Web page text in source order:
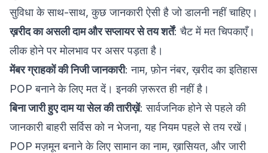
सुविधा के साथ-साथ, कुछ जानकारी ऐसी है जो डालनी नहीं चाहिए।
ख़रीद का असली दाम और सप्लायर से तय शर्तें: चैट में मत चिपकाएँ।
लीक होने पर मोलभाव पर असर पड़ता है।
मेंबर ग्राहकों की निजी जानकारी: नाम, फ़ोन नंबर, ख़रीद का इतिहास
POP बनाने के लिए मत दें। इनकी ज़रूरत ही नहीं है।
बिना जारी हुए दाम या सेल की तारीख़ें: सार्वजनिक होने से पहले की
जानकारी बाहरी सर्विस को न भेजना, यह नियम पहले से तय रखें।
POP मज़मून बनाने के लिए सामान का नाम, ख़ासियत, और जारी